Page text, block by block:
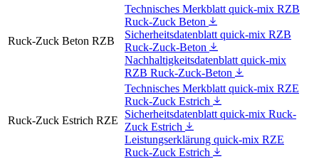
Ruck-Zuck Beton RZB
Technisches Merkblatt quick-mix RZB
Ruck-Zuck Beton
Sicherheitsdatenblatt quick-mix RZB
Ruck-Zuck-Beton
Nachhaltigkeitsdatenblatt quick-mix
RZB Ruck-Zuck-Beton
Ruck-Zuck Estrich RZE
Technisches Merkblatt quick-mix RZE
Ruck-Zuck Estrich
Sicherheitsdatenblatt quick-mix Ruck-
Zuck Estrich
Leistungserklärung quick-mix RZE
Ruck-Zuck Estrich